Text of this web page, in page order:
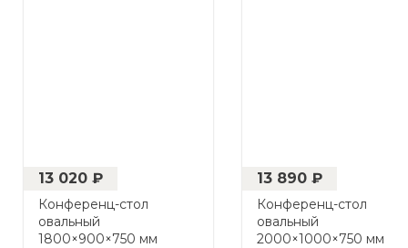
13 020 ₽
Конференц-стол
овальный
1800×900×750 мм
13 890 ₽
Конференц-стол
овальный
2000×1000×750 мм